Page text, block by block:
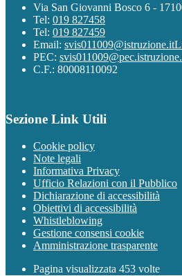
Via San Giovanni Bosco 6 -
Tel: 019 827458
Tel: 019 827459
Email: svis011009@istruzione.it
PEC:
C.F.: 80008110092
Sezione Link Utili
Cookie policy
Note legali
Informativa Privacy
Ufficio Relazioni con il Pubblico
Dichiarazione di accessibilità
Obiettivi di accessibilità
Whistleblowing
Gestione consensi cookie
Amministrazione trasparente
Pagina visualizzata 453 volte